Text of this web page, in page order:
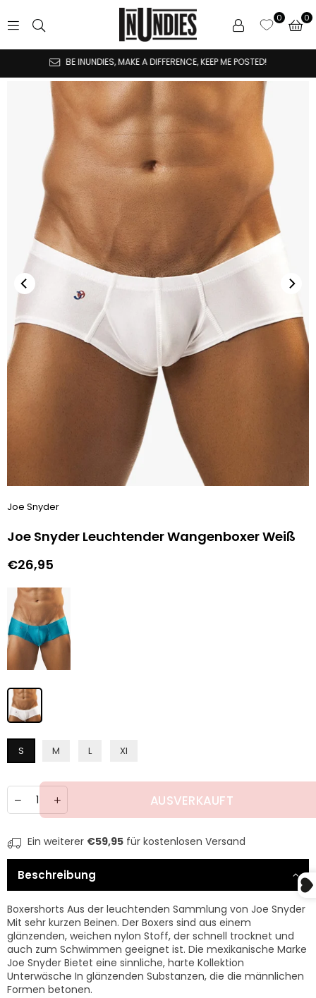
INUNDIES
0
BE INUNDIES, MAKE A DIFFERENCE, KEEP ME POSTED!
Joe Snyder
Joe Snyder Leuchtender Wangenboxer Weiß
Normaler
€26,95
S M L Xl
Menge
AUSVERKAUFT
Ein weiterer €59,95 für kostenlosen Versand
Beschreibung
Boxershorts Aus der leuchtenden Sammlung von Joe Snyder
Mit sehr kurzen Beinen. Der Boxers sind aus einem
glänzenden, weichen nylon Stoff, der schnell trocknet und
auch zum Schwimmen geeignet ist. Die mexikanische Marke
Joe Snyder Bietet eine sinnliche, harte Kollektion
Unterwäsche In glänzenden Substanzen, die die männlichen
Formen betonen.